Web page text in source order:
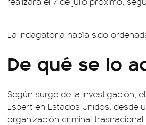
La indagatoria había sido
De qué se lo
Según surge de la investigación,
Espert en Estados Unidos, desde
organización criminal trasnacional.